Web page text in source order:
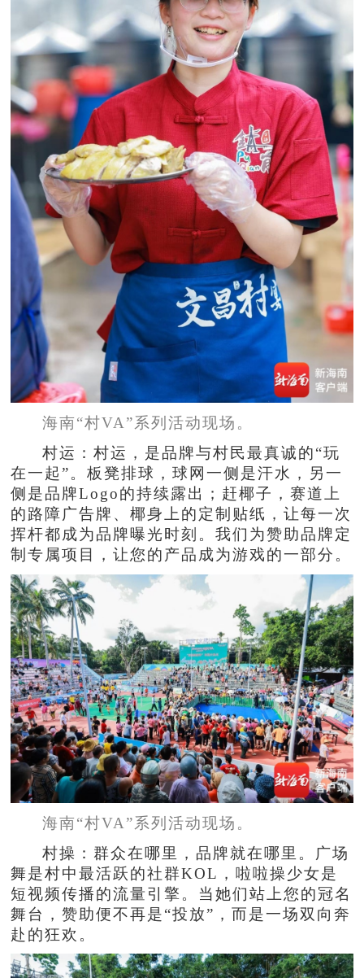
海南“村VA”系列活动现场。
村运：村运，是品牌与村民最真诚的“玩
在一起”。板凳排球，球网一侧是汗水，另一
侧是品牌Logo的持续露出；赶椰子，赛道上
的路障广告牌、椰身上的定制贴纸，让每一次
挥杆都成为品牌曝光时刻。我们为赞助品牌定
制专属项目，让您的产品成为游戏的一部分。
海南“村VA”系列活动现场。
村操：群众在哪里，品牌就在哪里。广场
舞是村中最活跃的社群KOL，啦啦操少女是
短视频传播的流量引擎。当她们站上您的冠名
舞台，赞助便不再是“投放”，而是一场双向奔
赴的狂欢。